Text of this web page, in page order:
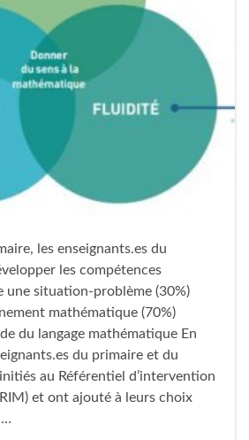
les enseignants.es du
les compétences
une situation-problème (30%)
mathématique (70%)
du langage mathématique En
du primaire et du
au Référentiel d’intervention
et ont ajouté à leurs choix
…